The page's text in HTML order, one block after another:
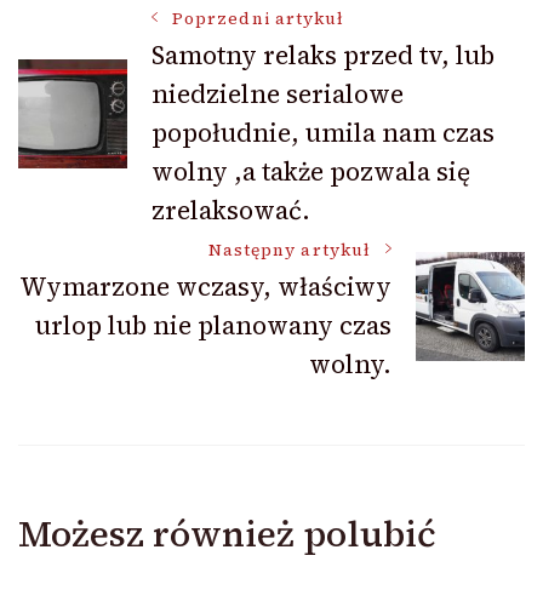
Nawigacja
wpisu
Poprzedni artykuł
Samotny relaks przed tv, lub
niedzielne serialowe
popołudnie, umila nam czas
wolny ,a także pozwala się
zrelaksować.
Następny artykuł
Wymarzone wczasy, właściwy
urlop lub nie planowany czas
wolny.
Możesz również polubić